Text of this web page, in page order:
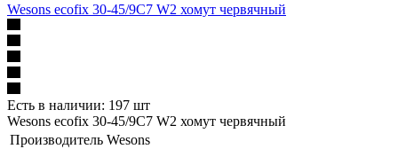
Wesons ecofix 30-45/9C7 W2 хомут червячный
Есть в наличии: 197 шт
Wesons ecofix 30-45/9C7 W2 хомут червячный
Производитель Wesons